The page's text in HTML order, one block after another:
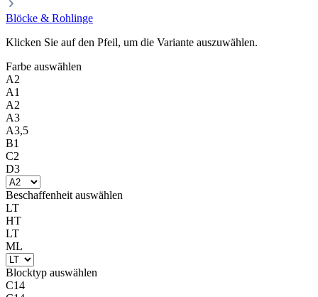
Blöcke & Rohlinge
Klicken Sie auf den Pfeil, um die Variante auszuwählen.
Farbe auswählen
A2
A1
A2
A3
A3,5
B1
C2
D3
Beschaffenheit auswählen
LT
HT
LT
ML
Blocktyp auswählen
C14